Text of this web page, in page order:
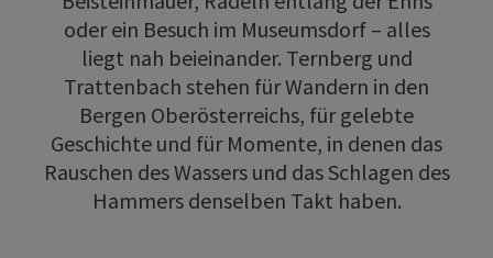
oder ein Besuch im Museumsdorf – alles
liegt nah beieinander. Ternberg und
Trattenbach stehen für Wandern in den
Bergen Oberösterreichs, für gelebte
Geschichte und für Momente, in denen das
Rauschen des Wassers und das Schlagen des
Hammers denselben Takt haben.